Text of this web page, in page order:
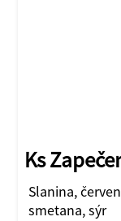
Ks
Slanina,
smetana, sýr